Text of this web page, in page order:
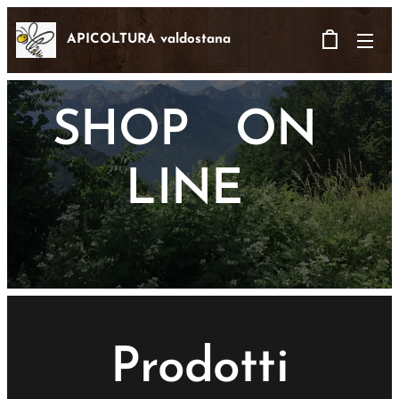
APICOLTURA valdostana
SHOP ON
LINE
Prodotti